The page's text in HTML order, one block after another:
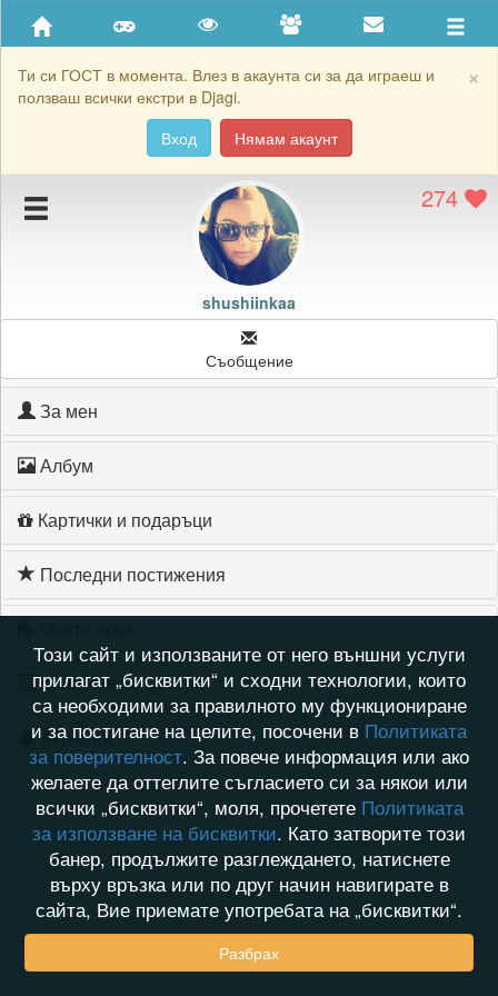
×
Ти си ГОСТ в момента. Влез в акаунта си за да играеш и
ползваш всички екстри в Djagi.
Вход
Нямам акаунт
Приятели
Хронология на игри
Подаръците на shushiinkaa
Картичките на shushiinkaa
Блокирай shushiinkaa
274
shushiinkaa
Съобщение
За мен
Албум
Картички и подаръци
Последни постижения
Хронология на игри
Активност
Този сайт и използваните от него външни услуги
прилагат „бисквитки“ и сходни технологии, които
са необходими за правилното му функциониране
и за постигане на целите, посочени в Политиката
за поверителност. За повече информация или ако
желаете да оттеглите съгласието си за някои или
всички „бисквитки“, моля, прочетете Политиката
за използване на бисквитки. Като затворите този
банер, продължите разглеждането, натиснете
върху връзка или по друг начин навигирате в
сайта, Вие приемате употребата на „бисквитки“.
Разбрах